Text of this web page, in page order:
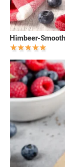
Himbeer-